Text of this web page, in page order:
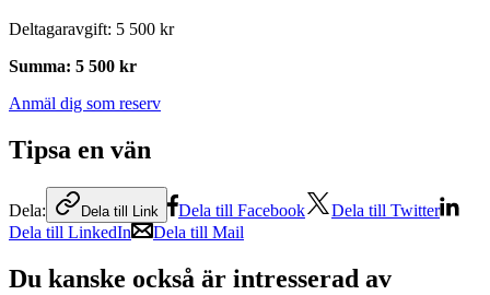
Deltagaravgift: 5 500 kr
Summa: 5 500 kr
Anmäl dig som reserv
Tipsa en vän
Dela: Dela till Link Dela till Facebook
Dela till Twitter
Dela till LinkedIn
Dela till Mail
Du kanske också är intresserad av